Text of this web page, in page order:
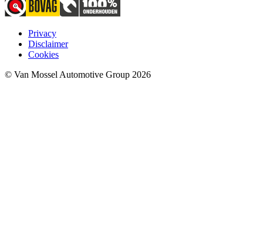
Privacy
Disclaimer
Cookies
© Van Mossel Automotive Group 2026